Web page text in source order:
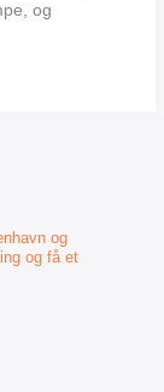
og
og
og få et